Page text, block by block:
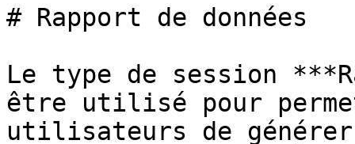
# Rapport de données
Le type de session
être utilisé pour
utilisateurs de